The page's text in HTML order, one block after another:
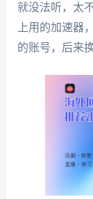
就没法听，太
上用的加速器
的账号，后来